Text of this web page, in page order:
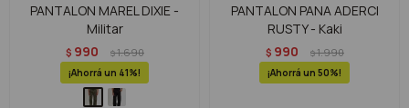
PANTALON MAREL DIXIE -
Militar
$ 990 $1.690
41
PANTALON PANA ADERCI
RUSTY - Kaki
$ 990 $1.990
50